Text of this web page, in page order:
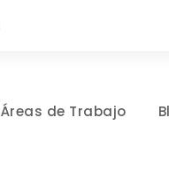
Áreas de Trabajo